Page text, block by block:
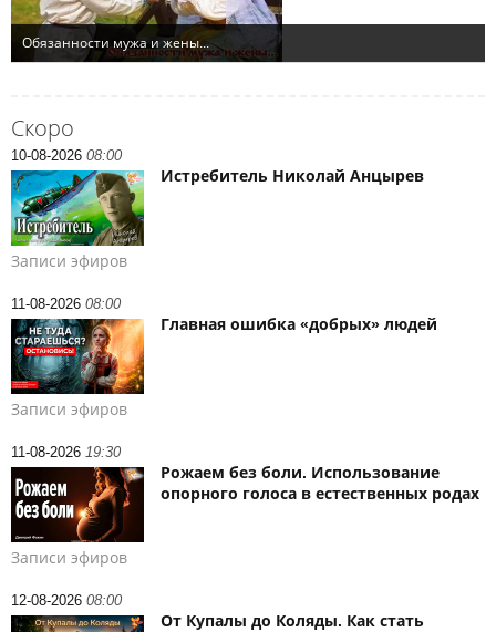
Скоро
10-08-2026 08:00
Истребитель Николай Анцырев
Записи эфиров
11-08-2026 08:00
Главная ошибка «добрых» людей
Записи эфиров
11-08-2026 19:30
Рожаем без боли. Использование
опорного голоса в естественных родах
Записи эфиров
12-08-2026 08:00
От Купалы до Коляды. Как стать